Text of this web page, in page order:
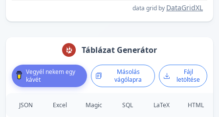
data grid by DataGridXL
Táblázat Generátor
Vegyél nekem egy
kávét
Másolás
vágólapra
Fájl
letöltése
JSON Excel Magic SQL LaTeX HTML